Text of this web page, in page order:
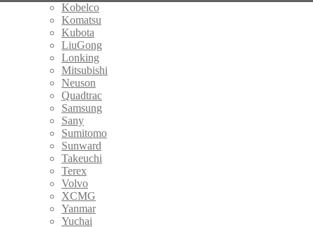
Kobelco
Komatsu
Kubota
LiuGong
Lonking
Mitsubishi
Neuson
Quadtrac
Samsung
Sany
Sumitomo
Sunward
Takeuchi
Terex
Volvo
XCMG
Yanmar
Yuchai